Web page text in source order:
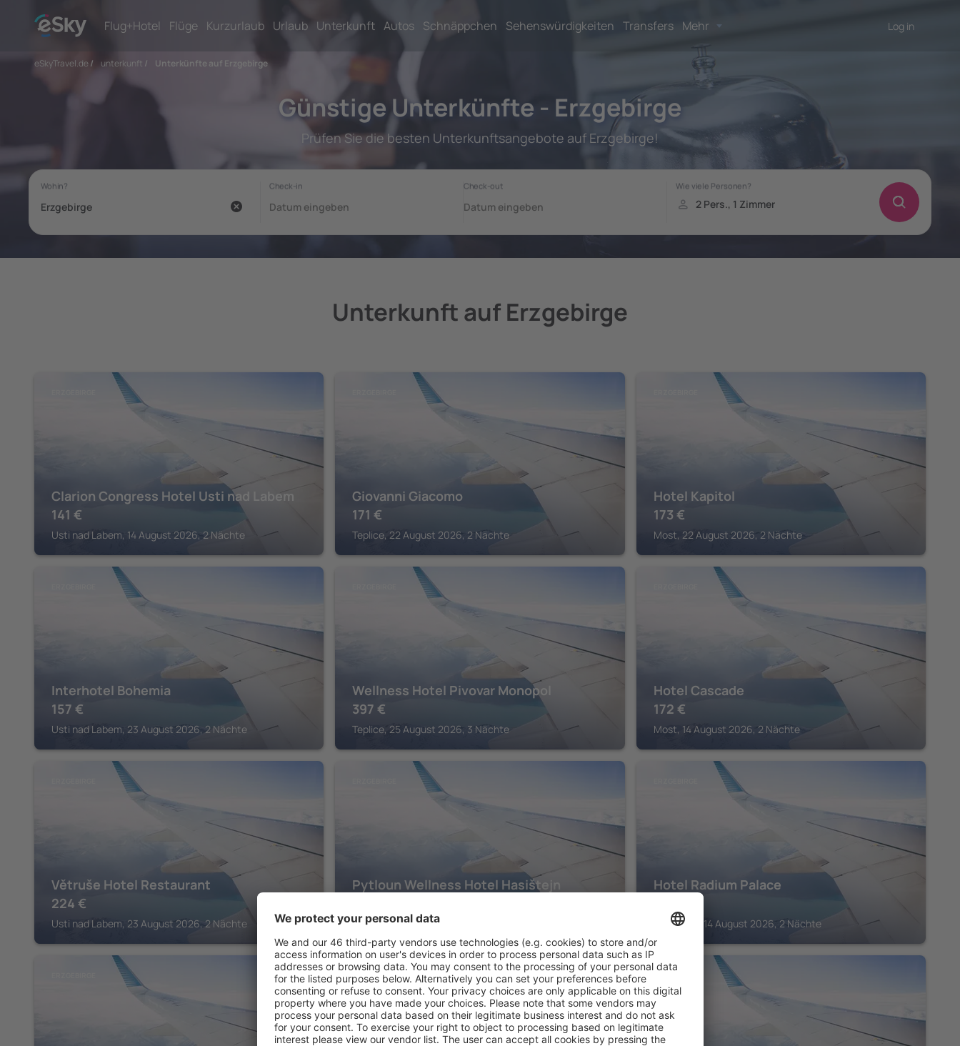
Flug+Hotel Flüge Kurzurlaub Urlaub Unterkunft Autos Schnäppchen Sehenswürdigkeiten Transfers Mehr Log in
eSkyTravel.de/ unterkunft / Unterkünfte auf Erzgebirge
Günstige Unterkünfte - Erzgebirge
Prüfen Sie die besten Unterkunftsangebote auf Erzgebirge!
Unterkunft auf Erzgebirge
Clarion Congress Hotel Usti nad Labem
141 €
Usti nad Labem, 14 August 2026, 2 Nächte
Giovanni Giacomo
171 €
Teplice, 22 August 2026, 2 Nächte
Hotel Kapitol
173 €
Most, 22 August 2026, 2 Nächte
Interhotel Bohemia
157 €
Usti nad Labem, 23 August 2026, 2 Nächte
Wellness Hotel Pivovar Monopol
397 €
Teplice, 25 August 2026, 3 Nächte
Hotel Cascade
172 €
Most, 14 August 2026, 2 Nächte
Větruše Hotel Restaurant
224 €
Usti nad Labem, 23 August 2026, 2 Nächte
Pytloun Wellness Hotel Hasištejn
Kadaň, 22 August 2026, 2 Nächte
Hotel Radium Palace
Jáchymov, 14 August 2026, 2 Nächte
ERZGEBIRGE